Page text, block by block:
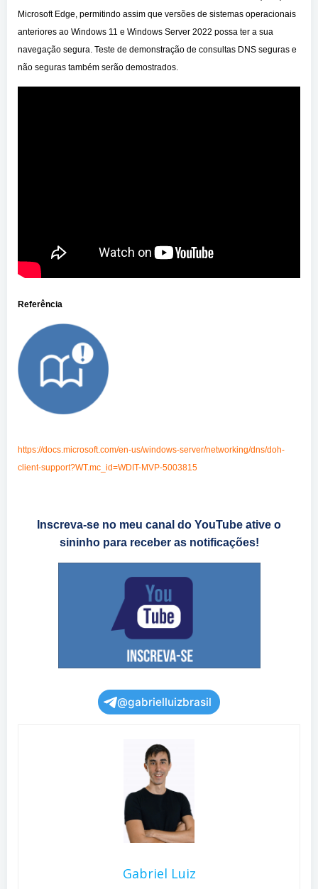
Microsoft Edge, permitindo assim que versões de sistemas operacionais
anteriores ao Windows 11 e Windows Server 2022 possa ter a sua
navegação segura. Teste de demonstração de consultas DNS seguras e
não seguras também serão demostrados.
Referência
https://docs.microsoft.com/en-us/windows-server/networking/dns/doh-
client-support?WT.mc_id=WDIT-MVP-5003815
Inscreva-se no meu canal do YouTube ative o
sininho para receber as notificações!
@gabrielluizbrasil
Gabriel Luiz